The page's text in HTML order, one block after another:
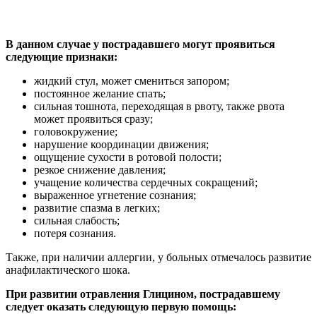
В данном случае у пострадавшего могут проявиться
следующие признаки:
жидкий стул, может смениться запором;
постоянное желание спать;
сильная тошнота, переходящая в рвоту, также рвота
может проявиться сразу;
головокружение;
нарушение координации движения;
ощущение сухости в ротовой полости;
резкое снижение давления;
учащение количества сердечных сокращений;
выраженное угнетение сознания;
развитие спазма в легких;
сильная слабость;
потеря сознания.
Также, при наличии аллергии, у больных отмечалось развитие
анафилактического шока.
При развитии отравления Глицином, пострадавшему
следует оказать следующую первую помощь: